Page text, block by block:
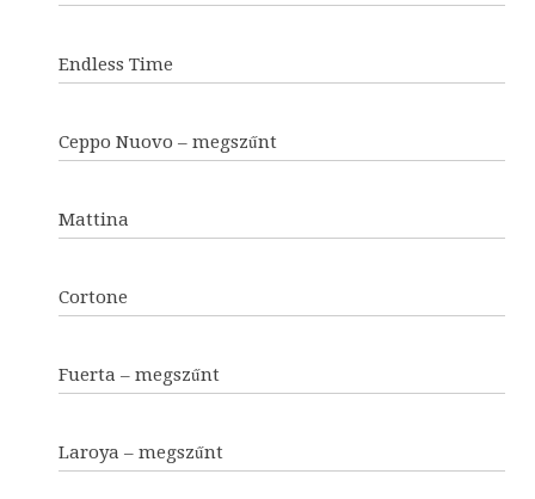
Endless Time
Ceppo Nuovo – megszűnt
Mattina
Cortone
Fuerta – megszűnt
Laroya – megszűnt